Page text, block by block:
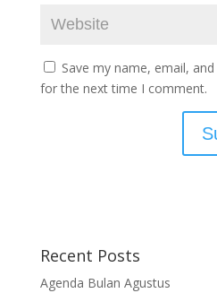
Save my name, email,
for the next time I comment.
Recent Posts
Agenda Bulan Agustus